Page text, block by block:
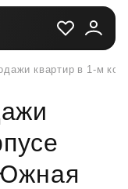
квартир в 1-м